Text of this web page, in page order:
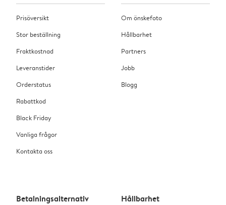
Prisöversikt
Stor beställning
Fraktkostnad
Leveranstider
Orderstatus
Rabattkod
Black Friday
Vanliga frågor
Kontakta oss
Om önskefoto
Hållbarhet
Partners
Jobb
Blogg
Betalningsalternativ Hållbarhet